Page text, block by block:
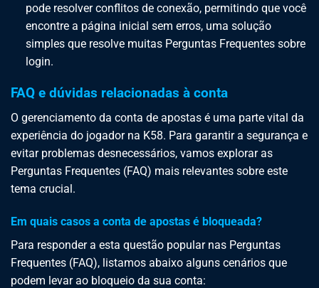
pode resolver conflitos de conexão, permitindo que você
encontre a página inicial sem erros, uma solução
simples que resolve muitas Perguntas Frequentes sobre
login.
FAQ e dúvidas relacionadas à conta
O gerenciamento da conta de apostas é uma parte vital da
experiência do jogador na K58. Para garantir a segurança e
evitar problemas desnecessários, vamos explorar as
Perguntas Frequentes (FAQ) mais relevantes sobre este
tema crucial.
Em quais casos a conta de apostas é bloqueada?
Para responder a esta questão popular nas Perguntas
Frequentes (FAQ), listamos abaixo alguns cenários que
podem levar ao bloqueio da sua conta: